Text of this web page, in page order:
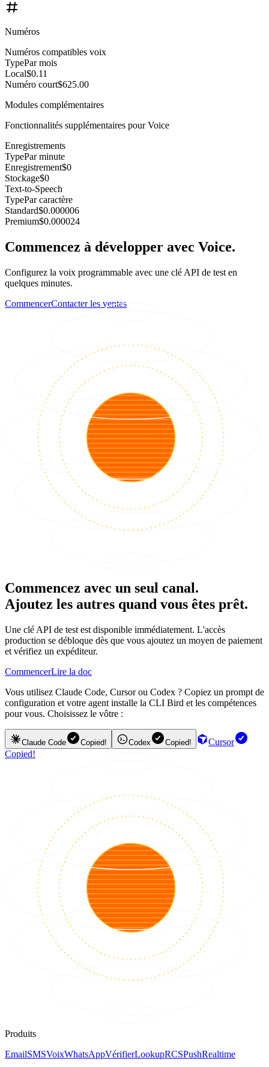
Numéros
Numéros compatibles voix
TypePar mois
Local$0.11
Numéro court$625.00
Modules complémentaires
Fonctionnalités supplémentaires pour Voice
Enregistrements
TypePar minute
Enregistrement$0
Stockage$0
Text-to-Speech
TypePar caractère
Standard$0.000006
Premium$0.000024
Commencez à développer avec Voice.
Configurez la voix programmable avec une clé API de test en
quelques minutes.
CommencerContacter les ventes
Commencez avec un seul canal.
Ajoutez les autres quand vous êtes prêt.
Une clé API de test est disponible immédiatement. L'accès
production se débloque dès que vous ajoutez un moyen de paiement
et vérifiez un expéditeur.
CommencerLire la doc
Vous utilisez Claude Code, Cursor ou Codex ? Copiez un prompt de
configuration et votre agent installe la CLI Bird et les compétences
pour vous. Choisissez le vôtre :
Claude Code Copied! Codex Copied!
Cursor
Copied!
Produits
EmailSMSVoixWhatsAppVérifierLookupRCSPushRealtime